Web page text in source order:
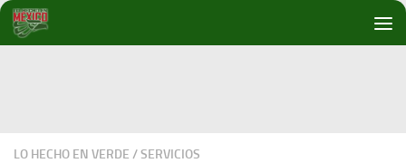
Debajo del contenido
LO HECHO EN VERDE /SERVICIOS